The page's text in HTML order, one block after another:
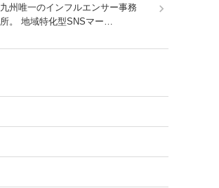
九州唯一のインフルエンサー事務
所。 地域特化型SNSマー…